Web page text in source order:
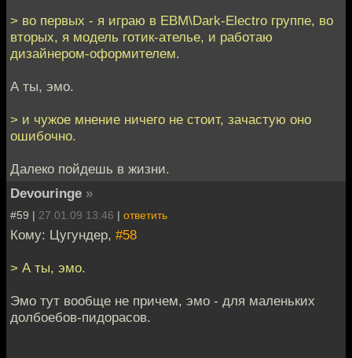
> во первых - я играю в EBM\Dark-Electro группе, во
вторых, я модель готик-ателье, и работаю
дизайнером-оформителем.
А ты, эмо.
> и чужое мнение ничего не стоит, зачастую оно
ошибочно.
Далеко пойдешь в жизни.
Devouringe »
#59 | 27.01.09 13:46 | ответить
Кому: Цугундер, #58
> А ты, эмо.
Эмо тут вообще не причем, эмо - для маленьких
долбоебов-пидорасов.